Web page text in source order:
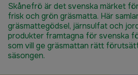
Skånefrö är det svenska märket
frisk och grön gräsmatta. Här
gräsmattegödsel, järnsulfat och
produkter framtagna för svenska
som vill ge gräsmattan rätt
säsongen.